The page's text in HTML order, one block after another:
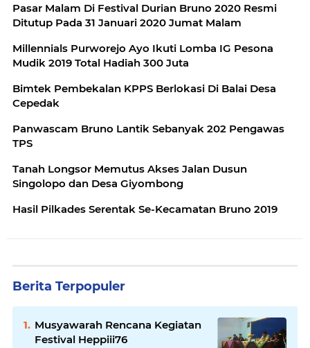
Pasar Malam Di Festival Durian Bruno 2020 Resmi
Ditutup Pada 31 Januari 2020 Jumat Malam
Millennials Purworejo Ayo Ikuti Lomba IG Pesona
Mudik 2019 Total Hadiah 300 Juta
Bimtek Pembekalan KPPS Berlokasi Di Balai Desa
Cepedak
Panwascam Bruno Lantik Sebanyak 202 Pengawas
TPS
Tanah Longsor Memutus Akses Jalan Dusun
Singolopo dan Desa Giyombong
Hasil Pilkades Serentak Se-Kecamatan Bruno 2019
Berita Terpopuler
Musyawarah Rencana Kegiatan
Festival Heppiii76